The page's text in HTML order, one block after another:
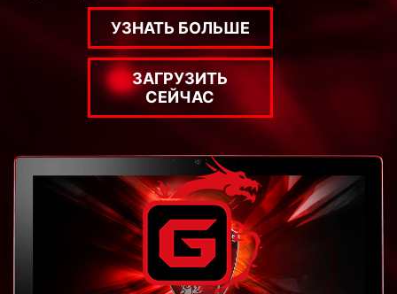
УЗНАТЬ БОЛЬШЕ
ЗАГРУЗИТЬ
СЕЙЧАС